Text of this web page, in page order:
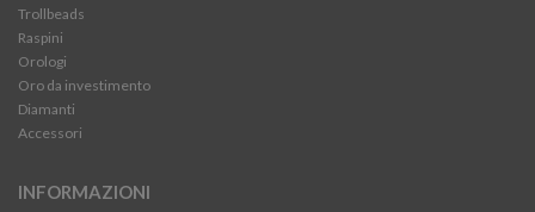
Trollbeads
Raspini
Orologi
Oro da investimento
Diamanti
Accessori
INFORMAZIONI